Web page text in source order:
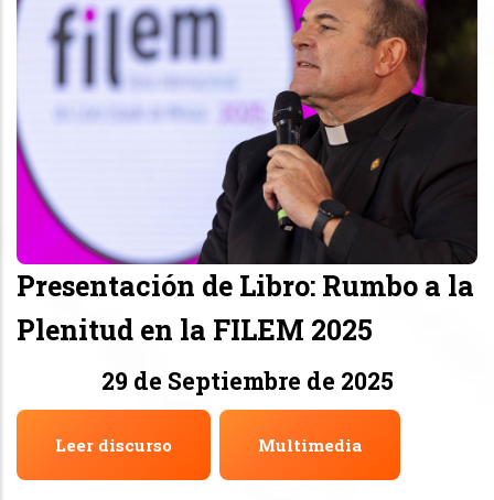
Presentación de Libro: Rumbo a la
Plenitud en la FILEM 2025
29 de Septiembre de 2025
Leer discurso Multimedia